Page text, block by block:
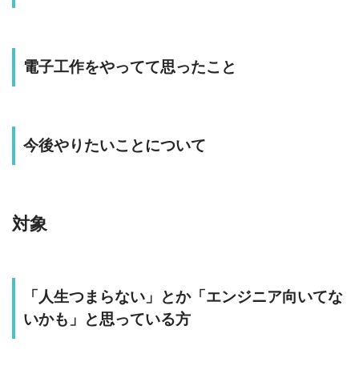
電子工作をやってて思ったこと
今後やりたいことについて
対象
「人生つまらない」とか「エンジニア向いてな
いかも」と思っている方